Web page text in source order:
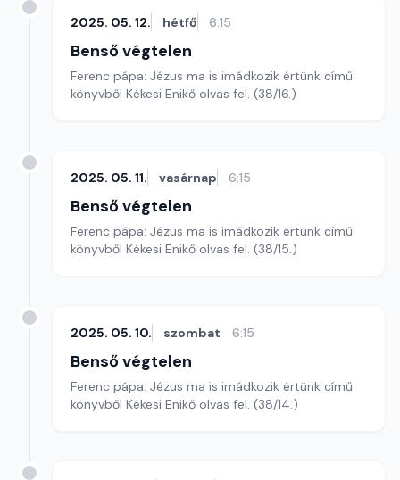
2025. 05. 12. hétfő 6:15
Benső végtelen
Ferenc pápa: Jézus ma is imádkozik értünk című
könyvből Kékesi Enikő olvas fel. (38/16.)
2025. 05. 11. vasárnap 6:15
Benső végtelen
Ferenc pápa: Jézus ma is imádkozik értünk című
könyvből Kékesi Enikő olvas fel. (38/15.)
2025. 05. 10. szombat 6:15
Benső végtelen
Ferenc pápa: Jézus ma is imádkozik értünk című
könyvből Kékesi Enikő olvas fel. (38/14.)